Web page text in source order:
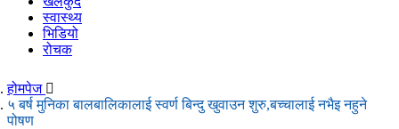
स्वास्थ्य
भिडियो
रोचक
होमपेज
५ बर्ष मुनिका बालबालिकालाई स्वर्ण बिन्दु खुवाउन शुरु,बच्चालाई नभैइ नहुने
पोषण